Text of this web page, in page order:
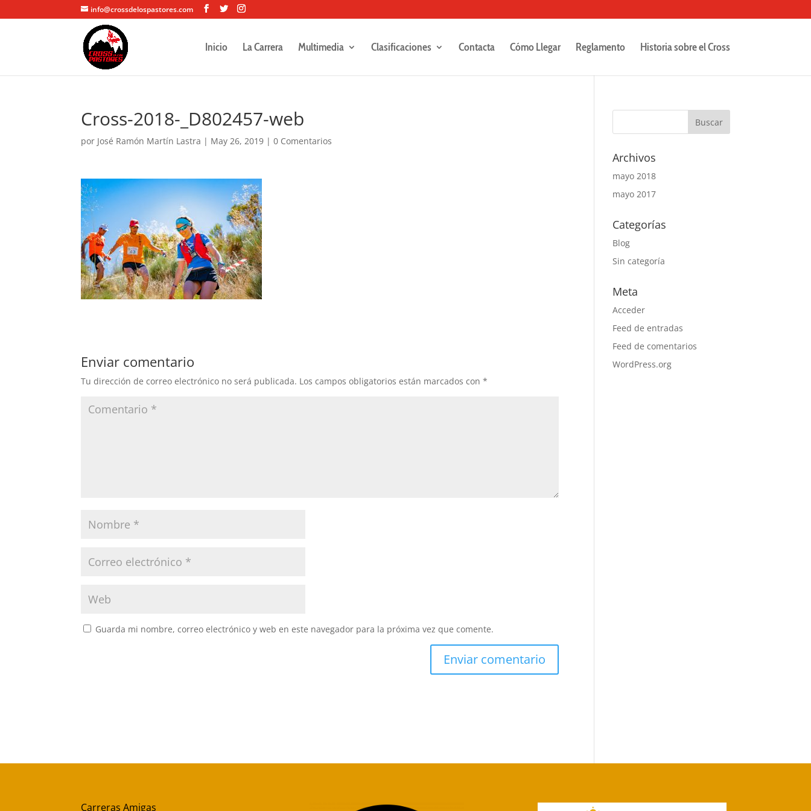
info@crossdelospastores.com
Inicio La Carrera Multimedia Clasificaciones Contacta Cómo Llegar Reglamento Historia sobre el Cross
Cross-2018-_D802457-web
por José Ramón Martín Lastra | May 26, 2019 |0 Comentarios
Enviar comentario
Tu dirección de correo electrónico no será publicada. Los campos obligatorios están marcados con*
Guarda mi nombre, correo electrónico y web en este navegador para la próxima vez que comente.
Archivos
mayo 2018
mayo 2017
Categorías
Blog
Sin categoría
Meta
Acceder
Feed de entradas
Feed de comentarios
WordPress.org
Carreras Amigas